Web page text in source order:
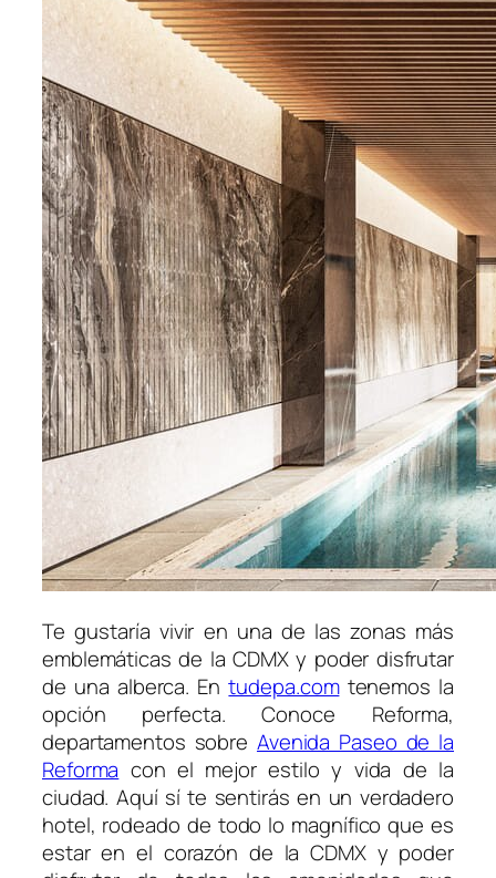
Te gustaría vivir en una de las zonas más
emblemáticas de la CDMX y poder disfrutar
de una alberca. Entudepa.comtenemos la
opción perfecta. Conoce Reforma,
departamentos sobre Avenida Paseo de la
Reforma con el mejor estilo y vida de la
ciudad. Aquí sí te sentirás en un verdadero
hotel, rodeado de todo lo magnífico que es
estar en el corazón de la CDMX y poder